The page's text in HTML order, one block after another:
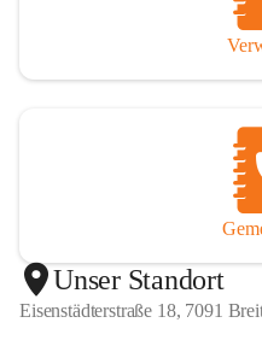
Unser Standort
Eisenstädterstraße 18, 7091